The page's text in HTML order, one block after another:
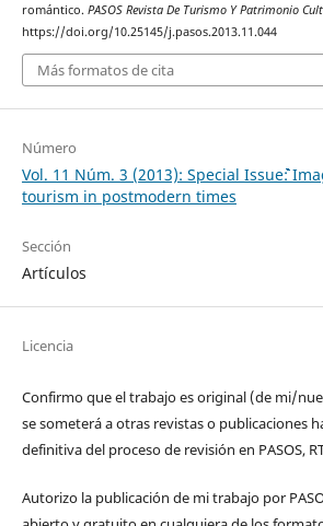
romántico. PASOS Revista De Turismo Y Patrimonio
https://doi.org/10.25145/j.pasos.2013.11.044
Más formatos de cita
Número
Vol. 11 Núm. 3 (2013): Special
tourism in postmodern times
Sección
Artículos
Licencia
Confirmo que el trabajo es original (de mi/
se someterá a otras revistas o publicaciones
definitiva del proceso de revisión en PASOS,
Autorizo la publicación de mi trabajo por